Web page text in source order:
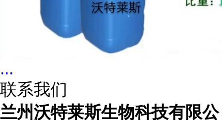
...
联系我们
兰州沃特莱斯生物科技有限公